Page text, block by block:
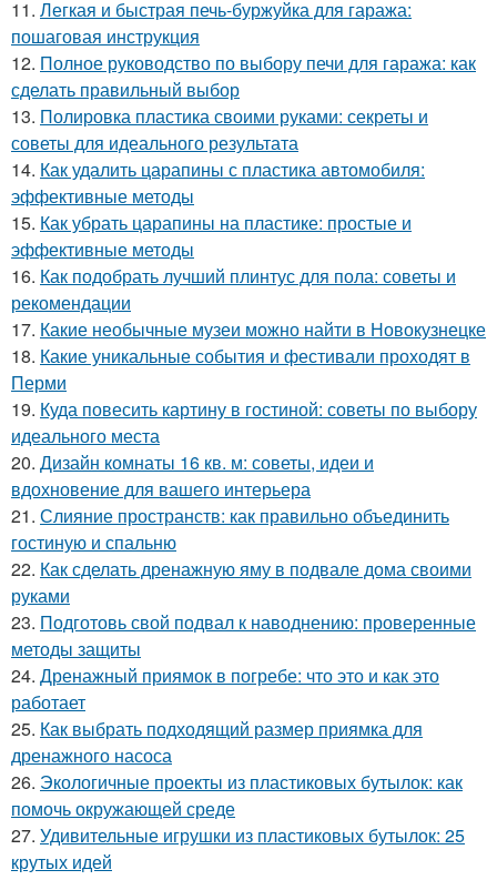
11. Легкая и быстрая печь-буржуйка для гаража:
пошаговая инструкция
12. Полное руководство по выбору печи для гаража: как
сделать правильный выбор
13. Полировка пластика своими руками: секреты и
советы для идеального результата
14. Как удалить царапины с пластика автомобиля:
эффективные методы
15. Как убрать царапины на пластике: простые и
эффективные методы
16. Как подобрать лучший плинтус для пола: советы и
рекомендации
17. Какие необычные музеи можно найти в Новокузнецке
18. Какие уникальные события и фестивали проходят в
Перми
19. Куда повесить картину в гостиной: советы по выбору
идеального места
20. Дизайн комнаты 16 кв. м: советы, идеи и
вдохновение для вашего интерьера
21. Слияние пространств: как правильно объединить
гостиную и спальню
22. Как сделать дренажную яму в подвале дома своими
руками
23. Подготовь свой подвал к наводнению: проверенные
методы защиты
24. Дренажный приямок в погребе: что это и как это
работает
25. Как выбрать подходящий размер приямка для
дренажного насоса
26. Экологичные проекты из пластиковых бутылок: как
помочь окружающей среде
27. Удивительные игрушки из пластиковых бутылок: 25
крутых идей